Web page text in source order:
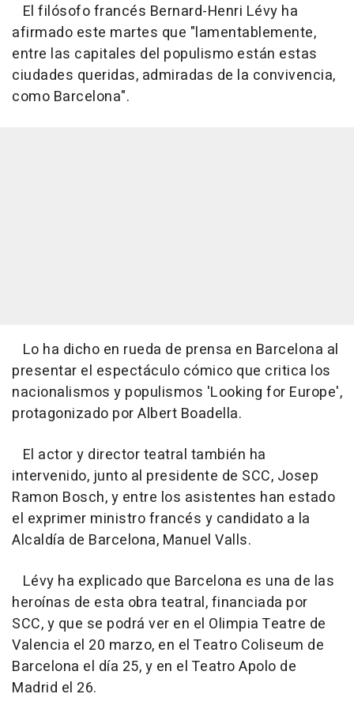
El filósofo francés Bernard-Henri Lévy ha
afirmado este martes que "lamentablemente,
entre las capitales del populismo están estas
ciudades queridas, admiradas de la convivencia,
como Barcelona".
Lo ha dicho en rueda de prensa en Barcelona al
presentar el espectáculo cómico que critica los
nacionalismos y populismos 'Looking for Europe',
protagonizado por Albert Boadella.
El actor y director teatral también ha
intervenido, junto al presidente de SCC, Josep
Ramon Bosch, y entre los asistentes han estado
el exprimer ministro francés y candidato a la
Alcaldía de Barcelona, Manuel Valls.
Lévy ha explicado que Barcelona es una de las
heroínas de esta obra teatral, financiada por
SCC, y que se podrá ver en el Olimpia Teatre de
Valencia el 20 marzo, en el Teatro Coliseum de
Barcelona el día 25, y en el Teatro Apolo de
Madrid el 26.